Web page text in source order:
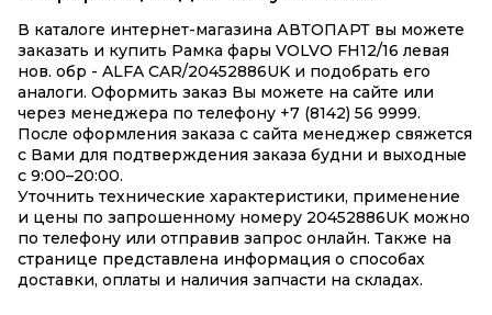
В каталоге интернет-магазина АВТОПАРТ вы можете
заказать и купить Рамка фары VOLVO FH12/16 левая
нов. обр - ALFA CAR/20452886UK и подобрать его
аналоги. Оформить заказ Вы можете на сайте или
через менеджера по телефону +7 (8142) 56 9999.
После оформления заказа с сайта менеджер свяжется
с Вами для подтверждения заказа будни и выходные
с 9:00–20:00.
Уточнить технические характеристики, применение
и цены по запрошенному номеру 20452886UK можно
по телефону или отправив запрос онлайн. Также на
странице представлена информация о способах
доставки, оплаты и наличия запчасти на складах.